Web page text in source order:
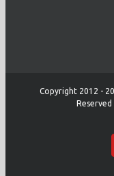
Copyright 2012 -